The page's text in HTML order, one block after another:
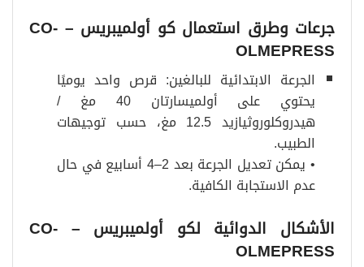
جرعات وطرق استعمال كو أولميبريس – CO-
OLMEPRESS
الجرعة الابتدائية للبالغين: قرص واحد يوميًا
يحتوي على أولميسارتان 40 مغ /
هيدروكلوروثيازيد 12.5 مغ، حسب توجيهات
الطبيب.
• يمكن تعديل الجرعة بعد 2–4 أسابيع في حال
عدم الاستجابة الكافية.
الأشكال الدوائية لكو أولميبريس – CO-
OLMEPRESS